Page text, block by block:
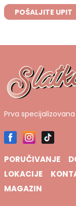
POŠALJITE UPIT
Prva
PORUČIVANJE
LOKACIJE
MAGAZIN